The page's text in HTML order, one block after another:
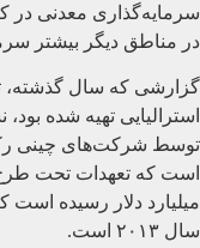
سرمایه‌گذاری معدنی در
در مناطق دیگر بیشتر
گزارشی که سال گذشته،
استرالیایی تهیه شده
توسط شرکت‌های چینی
میلیارد دلار رسیده است
سال ۲۰۱۳ است.